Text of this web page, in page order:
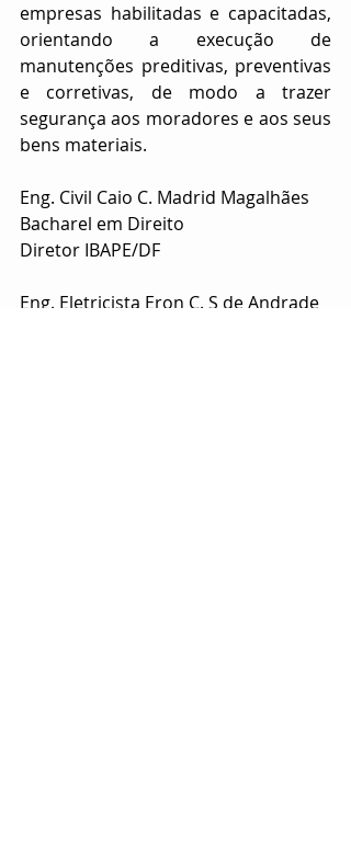
empresas habilitadas e capacitadas,
orientando a execução de
manutenções preditivas, preventivas
e corretivas, de modo a trazer
segurança aos moradores e aos seus
bens materiais.
Eng. Civil Caio C. Madrid Magalhães
Bacharel em Direito
Diretor IBAPE/DF
Eng. Eletricista Eron C. S de Andrade